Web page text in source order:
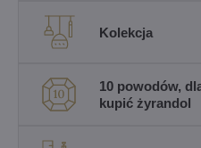
Kolekcja
10 powodów,
kupić żyrandol